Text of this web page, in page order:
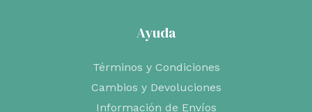
Ayuda
Términos y Condiciones
Cambios y Devoluciones
Información de Envíos